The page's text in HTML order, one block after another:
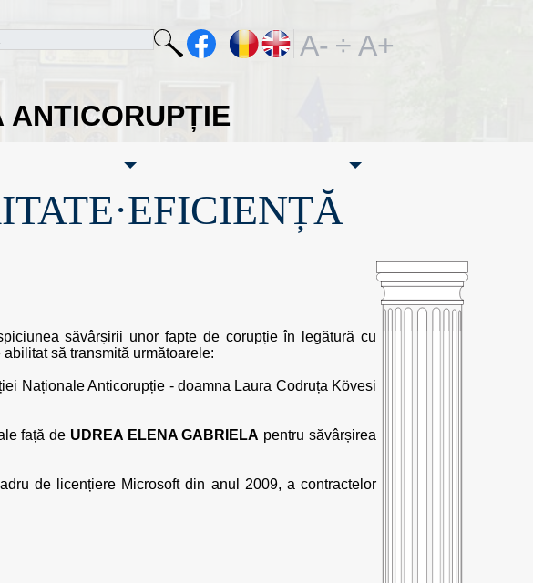
A- ÷ A+
săvârșirii unor fapte de corupție în legătură cu
să transmită următoarele:
Naționale Anticorupție - doamna Laura Codruța Kövesi
față de UDREA ELENA GABRIELA pentru săvârșirea
de licențiere Microsoft din anul 2009, a contractelor